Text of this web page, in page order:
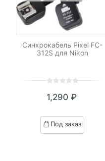
Синхрокабель Pixel FC-
312S для Nikon
out
based
on
1,290 ₽
Под заказ